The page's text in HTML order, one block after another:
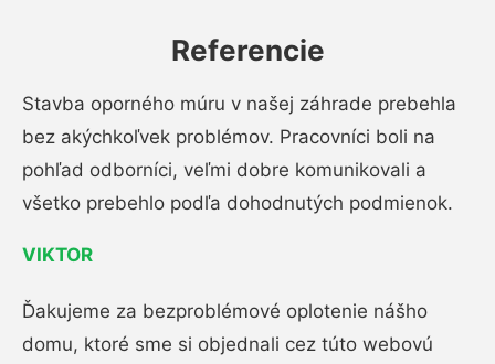
Referencie
Stavba oporného múru v našej záhrade prebehla
bez akýchkoľvek problémov. Pracovníci boli na
pohľad odborníci, veľmi dobre komunikovali a
všetko prebehlo podľa dohodnutých podmienok.
VIKTOR
Ďakujeme za bezproblémové oplotenie nášho
domu, ktoré sme si objednali cez túto webovú